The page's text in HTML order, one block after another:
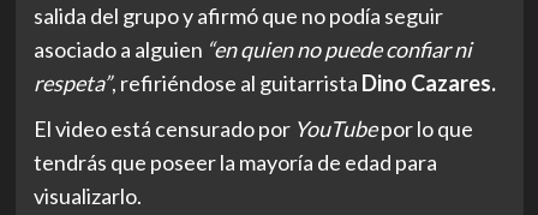
salida del grupo y afirmó que no podía seguir
asociado a alguien “en quien no puede confiar ni
respeta”, refiriéndose al guitarrista Dino Cazares.
El video está censurado por YouTubepor lo que
tendrás que poseer la mayoría de edad para
visualizarlo.